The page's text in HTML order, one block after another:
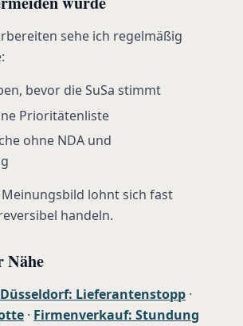
sehe ich regelmäßig
bevor die SuSa stimmt
Prioritätenliste
ohne NDA und
Meinungsbild lohnt sich fast
handeln.
Nähe
Lieferantenstopp ·
· Firmenverkauf: Stundung